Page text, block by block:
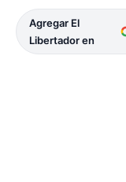
Agregar El
Libertador en